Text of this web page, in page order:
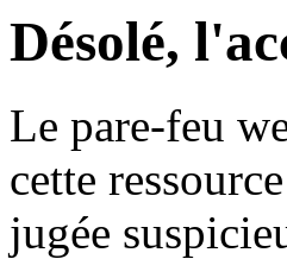
Désolé,
Le pare-feu
cette
jugée